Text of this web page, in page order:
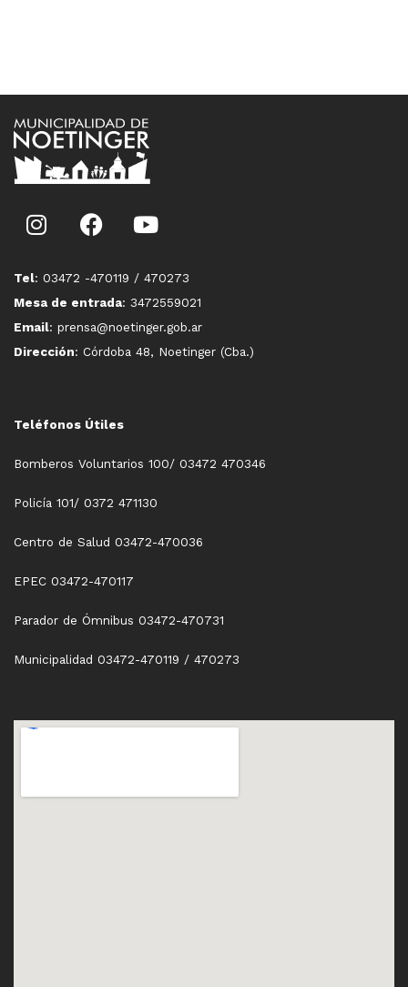
Tel: 03472 -470119 / 470273
Mesa de entrada: 3472559021
Email: prensa@noetinger.gob.ar
Dirección: Córdoba 48, Noetinger (Cba.)
Teléfonos Útiles
Bomberos Voluntarios 100/ 03472 470346
Policía 101/ 0372 471130
Centro de Salud 03472-470036
EPEC 03472-470117
Parador de Ómnibus 03472-470731
Municipalidad 03472-470119 / 470273